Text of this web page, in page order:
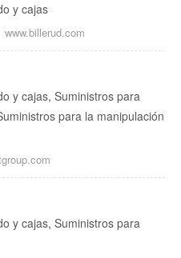
y cajas
www.billerud.com
y cajas, Suministros para
para la manipulación
y cajas, Suministros para